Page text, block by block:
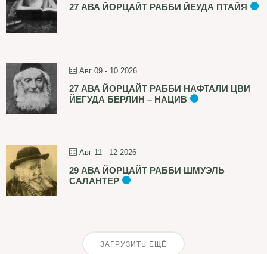
27 АВА ЙОРЦАЙТ РАББИ ЙЕУДА ПТАЙЯ
Авг 09 - 10 2026
27 АВА ЙОРЦАЙТ РАББИ НАФТАЛИ ЦВИ
ЙЕГУДА БЕРЛИН – НАЦИВ
Авг 11 - 12 2026
29 АВА ЙОРЦАЙТ РАББИ ШМУЭЛЬ
САЛАНТЕР
ЗАГРУЗИТЬ ЕЩЁ